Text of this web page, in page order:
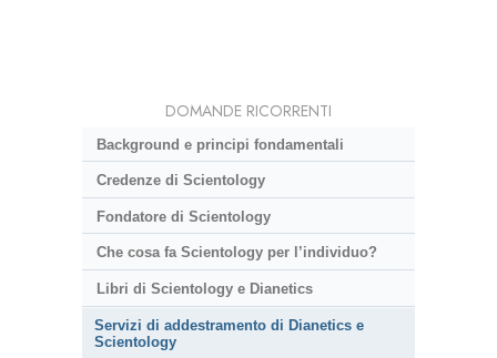
DOMANDE RICORRENTI
Background e principi fondamentali
Credenze di Scientology
Fondatore di Scientology
Che cosa fa Scientology per l’individuo?
Libri di Scientology e Dianetics
Servizi di addestramento di Dianetics e
Scientology